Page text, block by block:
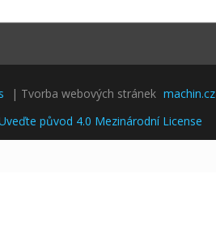
| Tvorba webových stránek machin.cz
původ 4.0 Mezinárodní License